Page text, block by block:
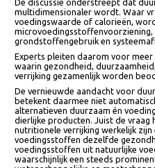
Onderzoekers wijzen erop dat
werkelijk consumentengedrag
totale voedingspatronen,
effecten ontbreken nog
Meer behoefte aan integrale
multidimensionaler wordt. Waar
voedingswaarde of calorieën,
grondstoffengebruik en
Experts pleiten daarom voor
waarin gezondheid,
verrijking gezamenlijk worden